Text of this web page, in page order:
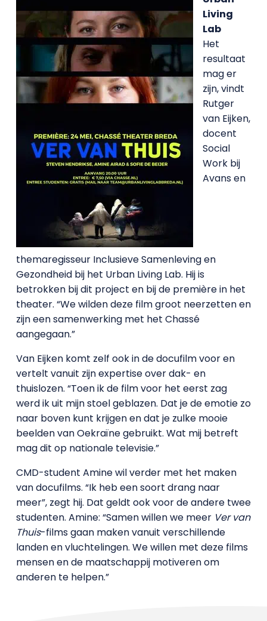
Living
Lab
Het
resultaat
mag er
zijn, vindt
Rutger
van Eijken,
docent
Social
Work bij
Avans en
themaregisseur Inclusieve Samenleving en
Gezondheid bij het Urban Living Lab. Hij is
betrokken bij dit project en bij de première in het
theater. “We wilden deze film groot neerzetten en
zijn een samenwerking met het Chassé
aangegaan.”
Van Eijken komt zelf ook in de docufilm voor en
vertelt vanuit zijn expertise over dak- en
thuislozen. “Toen ik de film voor het eerst zag
werd ik uit mijn stoel geblazen. Dat je de emotie zo
naar boven kunt krijgen en dat je zulke mooie
beelden van Oekraïne gebruikt. Wat mij betreft
mag dit op nationale televisie.”
CMD-student Amine wil verder met het maken
van docufilms. “Ik heb een soort drang naar
meer”, zegt hij. Dat geldt ook voor de andere twee
studenten. Amine: “Samen willen we meer Ver van
Thuis-films gaan maken vanuit verschillende
landen en vluchtelingen. We willen met deze films
mensen en de maatschappij motiveren om
anderen te helpen.”